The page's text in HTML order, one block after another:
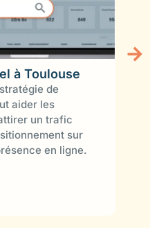
à Toulouse
de
aider les
un trafic
sur
en ligne.